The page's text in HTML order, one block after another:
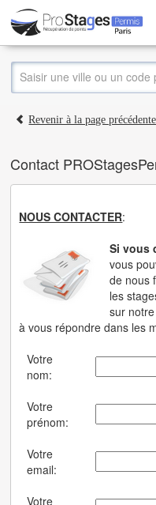
Revenir à la page précédente
Contact
NOUS CONTACTER:
Si vous
vous
de nous
les
sur
à vous répondre dans les
Votre
nom:
Votre
prénom:
Votre
email:
Votre